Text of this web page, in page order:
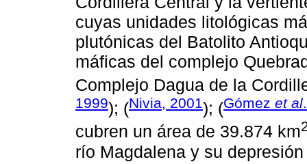
cuyas unidades litológicas
plutónicas del Batolito
máficas del complejo
Complejo Dagua de la
1999); (Nivia, 2001); (Gómez et al
cubren un área de 39.874 km
río Magdalena y su